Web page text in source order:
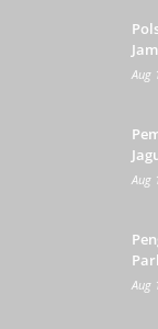
Aug
Aug
Aug